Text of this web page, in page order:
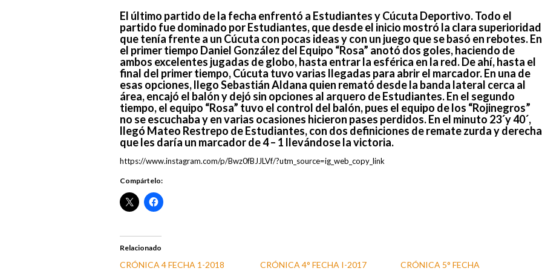
El último partido de la fecha enfrentó a Estudiantes y Cúcuta Deportivo. Todo el
partido fue dominado por Estudiantes, que desde el inicio mostró la clara superioridad
que tenía frente a un Cúcuta con pocas ideas y con un juego que se basó en rebotes. En
el primer tiempo Daniel González del Equipo “Rosa” anotó dos goles, haciendo de
ambos excelentes jugadas de globo, hasta entrar la esférica en la red. De ahí, hasta el
final del primer tiempo, Cúcuta tuvo varias llegadas para abrir el marcador. En una de
esas opciones, llego Sebastián Aldana quien remató desde la banda lateral cerca al
área, encajó el balón y dejó sin opciones al arquero de Estudiantes. En el segundo
tiempo, el equipo “Rosa” tuvo el control del balón, pues el equipo de los “Rojinegros”
no se escuchaba y en varias ocasiones hicieron pases perdidos. En el minuto 23´y 40´,
llegó Mateo Restrepo de Estudiantes, con dos definiciones de remate zurda y
que les daría un marcador de 4 – 1 llevándose la victoria.
https://www.instagram.com/p/Bwz0fBJJLVf/?utm_source=ig_web_copy_link
Compártelo:
Relacionado
CRÓNICA 4 FECHA 1-2018 CRÓNICA 4° FECHA I-2017 CRÓNICA 5° FECHA